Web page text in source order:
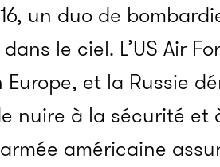
un duo de
le ciel. L’US Air
et la Russie
nuire à la sécurité et
américaine